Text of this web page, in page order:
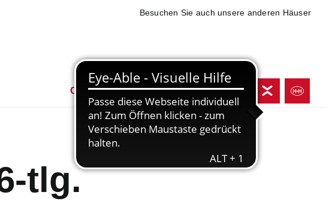
Besuchen Sie auch unsere anderen Häuser
Online shoppen
tlg.